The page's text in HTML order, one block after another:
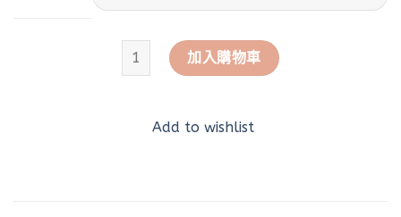
火焰B個性字母上衣 數量
加入購物車
Add to wishlist